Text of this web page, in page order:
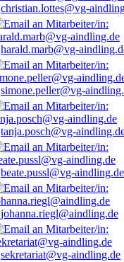
christian.lottes@vg-
harald.marb@vg-
simone.peller@vg-
tanja.posch@vg-
beate.pussl@vg-aindling.de
johanna.riegl@aindling.de
sekretariat@vg-aindling.de